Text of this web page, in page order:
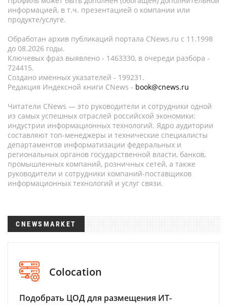
информацией, в т.ч. презентацией о компании или
продукте/услуге.
Обработан архив публикаций портала CNews.ru c 11.1998
до 08.2026 годы.
Ключевых фраз выявлено - 1463330, в очереди разбора -
724415.
Создано именных указателей - 199231.
Редакция Индексной книги CNews - book@cnews.ru
Читатели CNews — это руководители и сотрудники одной
из самых успешных отраслей российской экономики:
индустрии информационных технологий. Ядро аудитории
составляют топ-менеджеры и технические специалисты
департаментов информатизации федеральных и
региональных органов государственной власти, банков,
промышленных компаний, розничных сетей, а также
руководители и сотрудники компаний-поставщиков
информационных технологий и услуг связи.
CNEWSMARKET
Colocation
Подобрать ЦОД для размещения ИТ-